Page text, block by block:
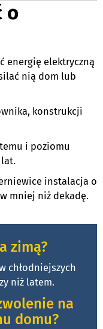
o
energię elektryczną
nią dom lub
konstrukcji
i poziomu
instalacja o
mniej niż dekadę.
zimą?
chłodniejszych
niż latem.
na
domu?